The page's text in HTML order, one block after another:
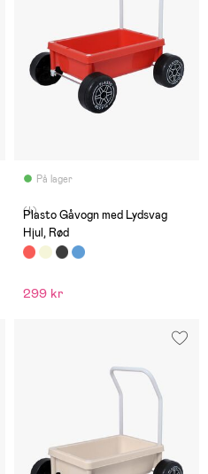
På lager
(4)
Plasto Gåvogn med Lydsvag
Hjul, Rød
299 kr